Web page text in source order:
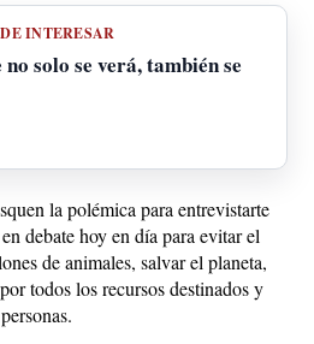
INTERESAR
solo se verá, también se
la polémica para entrevistarte
debate hoy en día para evitar el
de animales, salvar el planeta,
todos los recursos destinados y